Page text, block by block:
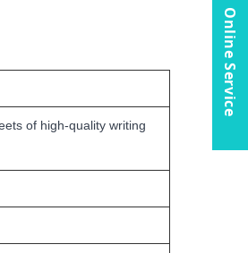
of high-quality writing
Online Service